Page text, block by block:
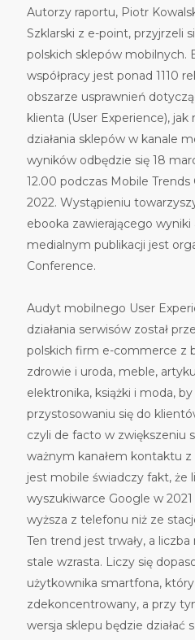
Autorzy raportu, Piotr
Szklarski z e-point, przyjrzeli
polskich sklepów mobilnych.
współpracy jest ponad 1110
obszarze usprawnień
klienta (User Experience), jak
działania sklepów w kanale
wyników odbędzie się 18
12.00 podczas Mobile
2022. Wystąpieniu
ebooka zawierającego
medialnym publikacji jest
Conference.
Audyt mobilnego User
działania serwisów został
polskich firm e-commerce z
zdrowie i uroda, meble,
elektronika, książki i moda,
przystosowaniu się do
czyli de facto w zwiększeniu
ważnym kanałem kontaktu
jest mobile świadczy fakt, że
wyszukiwarce Google w
wyższa z telefonu niż ze
Ten trend jest trwały, a
stale wzrasta. Liczy się
użytkownika smartfona,
zdekoncentrowany, a przy
wersja sklepu będzie działać